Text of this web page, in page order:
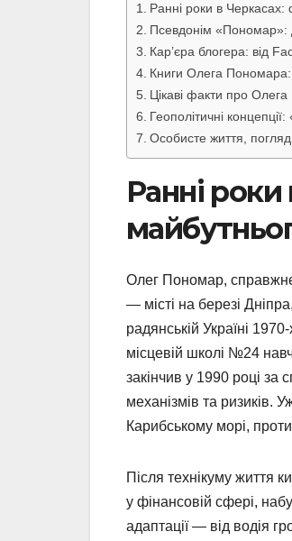
Ранні роки в
Псевдонім «Пономар»:
Кар’єра блогера: від
Книги Олега Пономара:
Цікаві факти про
Геополітичні
Особисте життя,
Ранні
Олег Пономар,
— місті на березі
радянській Україні
місцевій школі №24
закінчив у 1990 році за
механізмів та ризиків.
Карибському морі,
Після технікуму життя
у фінансовій сфері,
адаптації — від водія